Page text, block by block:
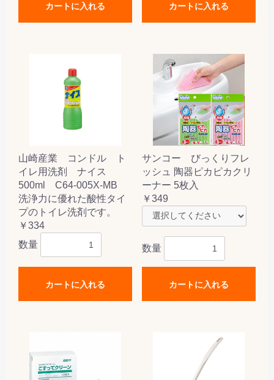
カートに入れる カートに入れる
山崎産業 コンドル ト
イレ用洗剤 ナイス
500ml C64-005X-MB
洗浄力に優れた酸性タイ
プのトイレ洗剤です。
￥334
数量
カートに入れる
サンコー びっくりフレ
ッシュ 陶器ピカピカクリ
ーナー 5枚入
￥349
数量
カートに入れる